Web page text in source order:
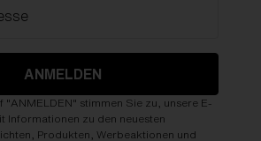
ANMELDEN
"ANMELDEN" stimmen Sie zu, unsere E-
Informationen zu den neuesten
Produkten, Werbeaktionen und